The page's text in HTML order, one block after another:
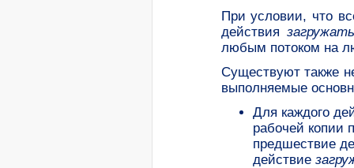
При условии, что
действия
любым потоком на
Существуют также
выполняемые
Для каждого
рабочей копии
предшествие
действие